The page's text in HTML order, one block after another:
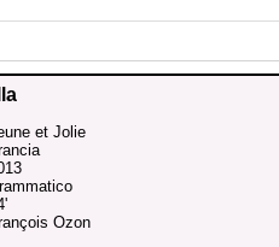
et Jolie
Ozon